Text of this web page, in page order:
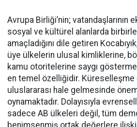
Avrupa Birliği’nin; vatandaşlarının
sosyal ve kültürel alanlarda
amaçladığını dile getiren
üye ülkelerin ulusal kimliklerine,
kamu otoritelerine saygı
en temel özelliğidir. Küreselleşme
uluslararası hale gelmesinde
oynamaktadır. Dolayısıyla
sadece AB ülkeleri değil, tüm
benimsenmiş ortak değerlere